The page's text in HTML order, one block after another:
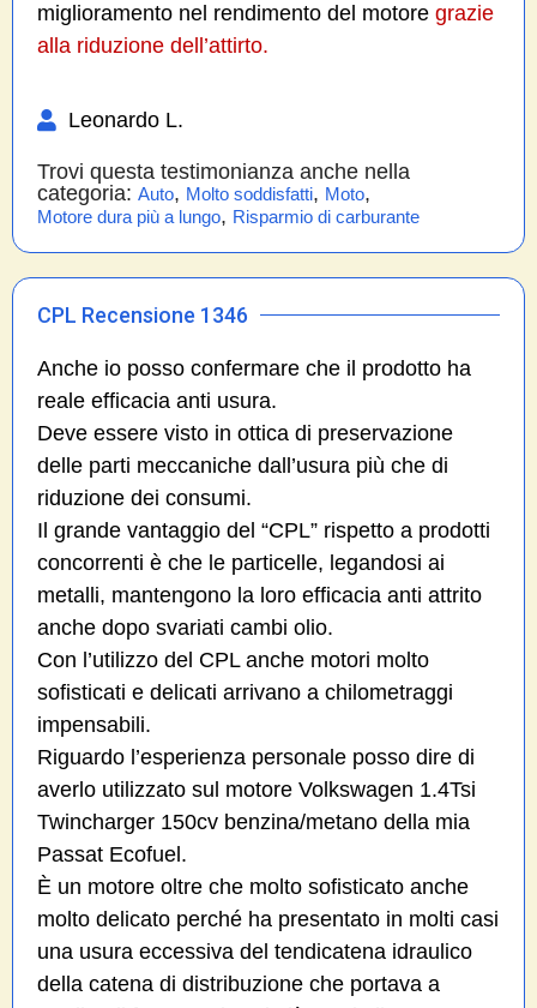
miglioramento nel rendimento del motore grazie
alla riduzione dell’attirto.
Leonardo L.
Trovi questa testimonianza anche nella
categoria: Auto, Molto soddisfatti, Moto,
Motore dura più a lungo, Risparmio di carburante
CPL Recensione 1346
Anche io posso confermare che il prodotto ha
reale efficacia anti usura.
Deve essere visto in ottica di preservazione
delle parti meccaniche dall’usura più che di
riduzione dei consumi.
Il grande vantaggio del “CPL” rispetto a prodotti
concorrenti è che le particelle, legandosi ai
metalli, mantengono la loro efficacia anti attrito
anche dopo svariati cambi olio.
Con l’utilizzo del CPL anche motori molto
sofisticati e delicati arrivano a chilometraggi
impensabili.
Riguardo l’esperienza personale posso dire di
averlo utilizzato sul motore Volkswagen 1.4Tsi
Twincharger 150cv benzina/metano della mia
Passat Ecofuel.
È un motore oltre che molto sofisticato anche
molto delicato perché ha presentato in molti casi
una usura eccessiva del tendicatena idraulico
della catena di distribuzione che portava a